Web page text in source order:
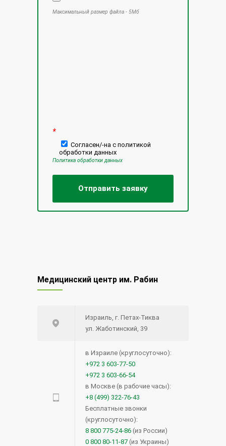
Максимальный размер файла - 5Мб
*
Согласен/-на с политикой
обработки данных
Политика обработки данных
Медицинский центр им. Рабин
Израиль, г. Петах-Тиква
ул. Жаботинский, 39
в Израиле (круглосуточно):
+972 3 603-77-50
+972 3 603-66-54
в Москве (в рабочие часы):
+8 (499) 322-76-43
Бесплатные звонки
(круглосуточно):
8 800 775-24-86 (из России)
0 800 80-11-87 (из Украины)